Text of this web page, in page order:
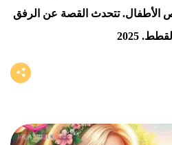
الأطفال. تتحدث القصة عن الرفق
2025